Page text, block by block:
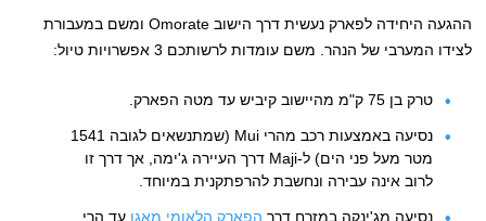
ההגעה היחידה לפארק נעשית דרך הישוב Omorate ומשם במעבורת
לצידו המערבי של הנהר. משם עומדות לרשותכם 3 אפשרויות טיול:
טרק בן 75 ק"מ מהיישוב קיביש עד מטה הפארק.
נסיעה באמצעות רכב מהרי Mui (שמתנשאים לגובה 1541
מטר מעל פני הים) ל-Maji דרך העיירה ג'ימה, אך דרך זו
לרוב אינה עבירה ונחשבת להרפתקנית במיוחד.
נסיעה מג'ינקה במזרח דרך הפארק הלאומי מאגו עד הרי